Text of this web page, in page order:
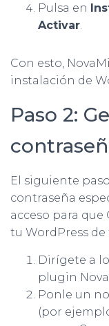
Pulsa en
Activar
Con esto,
instalación de
Paso 2:
El siguiente
contraseña
acceso para
tu WordPress de
Dirígete a
plugin
Ponle un
(por